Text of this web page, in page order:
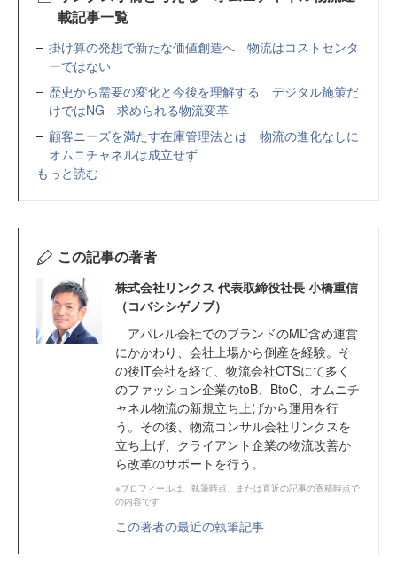
載記事一覧
掛け算の発想で新たな価値創造へ 物流はコストセンタ
ーではない
歴史から需要の変化と今後を理解する デジタル施策だ
けではNG 求められる物流変革
顧客ニーズを満たす在庫管理法とは 物流の進化なしに
オムニチャネルは成立せず
もっと読む
この記事の著者
株式会社リンクス 代表取締役社長 小橋重信
（コバシシゲノブ）
アパレル会社でのブランドのMD含め運営
にかかわり、会社上場から倒産を経験。そ
の後IT会社を経て、物流会社OTSにて多く
のファッション企業のtoB、BtoC、オムニチ
ャネル物流の新規立ち上げから運用を行
う。その後、物流コンサル会社リンクスを
立ち上げ、クライアント企業の物流改善か
ら改革のサポートを行う。
※プロフィールは、執筆時点、または直近の記事の寄稿時点で
の内容です
この著者の最近の執筆記事